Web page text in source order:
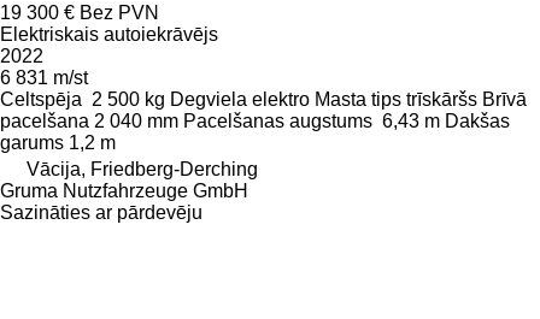
19 300 € Bez PVN
Elektriskais autoiekrāvējs
2022
6 831 m/st
Celtspēja 2 500 kg Degviela elektro Masta tips trīskāršs Brīvā
pacelšana 2 040 mm Pacelšanas augstums 6,43 m Dakšas
garums 1,2 m
Vācija, Friedberg-Derching
Gruma Nutzfahrzeuge GmbH
Sazināties ar pārdevēju